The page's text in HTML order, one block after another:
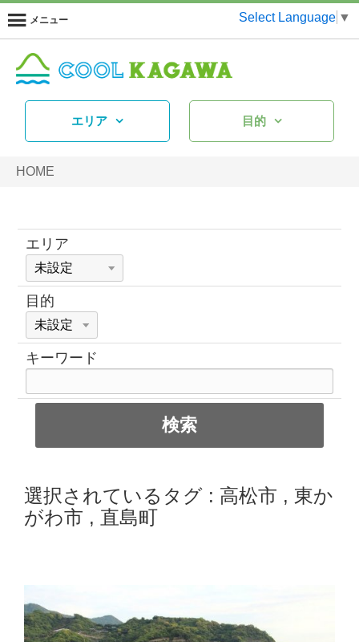
メニュー Select Language ▼
エリア 目的
HOME
エリア
目的
キーワード
選択されているタグ : 高松市 , 東か
がわ市 , 直島町